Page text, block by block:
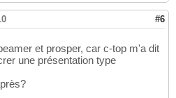
#6
et prosper, car c-top m'a dit
une présentation type